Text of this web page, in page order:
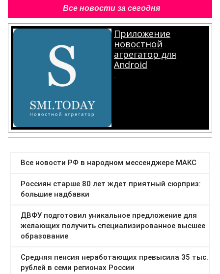
Все новости за сегодня
Приложение
новостной
агрегатор для
Android
.